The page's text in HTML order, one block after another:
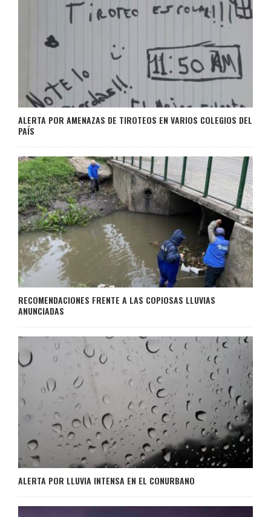
ALERTA POR AMENAZAS DE TIROTEOS EN VARIOS COLEGIOS DEL
PAÍS
RECOMENDACIONES FRENTE A LAS COPIOSAS LLUVIAS
ANUNCIADAS
ALERTA POR LLUVIA INTENSA EN EL CONURBANO